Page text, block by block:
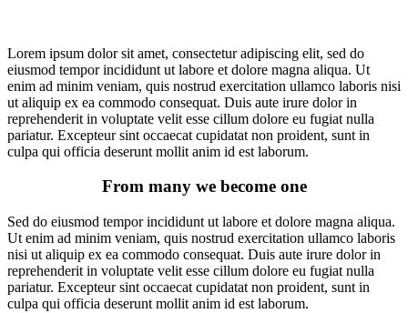
Lorem ipsum dolor sit amet, consectetur adipiscing elit, sed do
eiusmod tempor incididunt ut labore et dolore magna aliqua. Ut
enim ad minim veniam, quis nostrud exercitation ullamco laboris nisi
ut aliquip ex ea commodo consequat. Duis aute irure dolor in
reprehenderit in voluptate velit esse cillum dolore eu fugiat nulla
pariatur. Excepteur sint occaecat cupidatat non proident, sunt in
culpa qui officia deserunt mollit anim id est laborum.
From many we become one
Sed do eiusmod tempor incididunt ut labore et dolore magna aliqua.
Ut enim ad minim veniam, quis nostrud exercitation ullamco laboris
nisi ut aliquip ex ea commodo consequat. Duis aute irure dolor in
reprehenderit in voluptate velit esse cillum dolore eu fugiat nulla
pariatur. Excepteur sint occaecat cupidatat non proident, sunt in
culpa qui officia deserunt mollit anim id est laborum.